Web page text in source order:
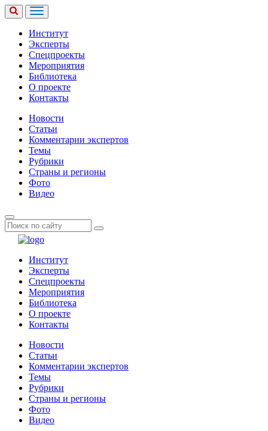
Институт
Эксперты
Спецпроекты
Мероприятия
Библиотека
О проекте
Контакты
Новости
Статьи
Комментарии экспертов
Темы
Рубрики
Страны и регионы
Фото
Видео
Институт
Эксперты
Спецпроекты
Мероприятия
Библиотека
О проекте
Контакты
Новости
Статьи
Комментарии экспертов
Темы
Рубрики
Страны и регионы
Фото
Видео